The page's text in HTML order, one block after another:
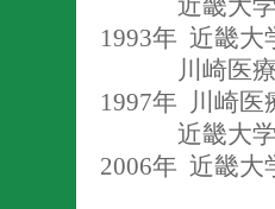
近畿大
1993年 近畿大
川崎医
1997年 川崎医
近畿大
2006年 近畿大